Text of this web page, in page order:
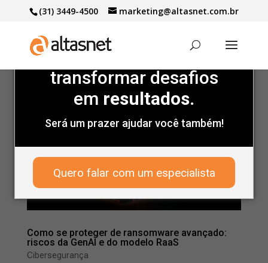
Marcas de peso
confiam
transformar desafios
em resultados.
Será um prazer ajudar você também!
Quero falar com um especialista
(31) 3449-4500 marketing@altasnet.com.br
Como se proteger de ransomware avançado:
riscos da GenAI e do modelo RaaS
Cibersegurança